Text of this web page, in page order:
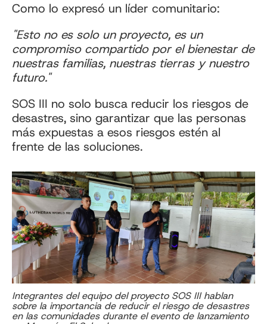
Como lo expresó un líder comunitario:
"Esto no es solo un proyecto, es un
compromiso compartido por el bienestar de
nuestras familias, nuestras tierras y nuestro
futuro."
SOS III no solo busca reducir los riesgos de
desastres, sino garantizar que las personas
más expuestas a esos riesgos estén al
frente de las soluciones.
Integrantes del equipo del proyecto SOS III hablan
sobre la importancia de reducir el riesgo de desastres
en las comunidades durante el evento de lanzamiento